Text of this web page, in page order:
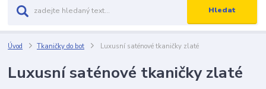
Hledat
Úvod Tkaničky do bot Luxusní saténové tkaničky zlaté
Luxusní saténové tkaničky zlaté